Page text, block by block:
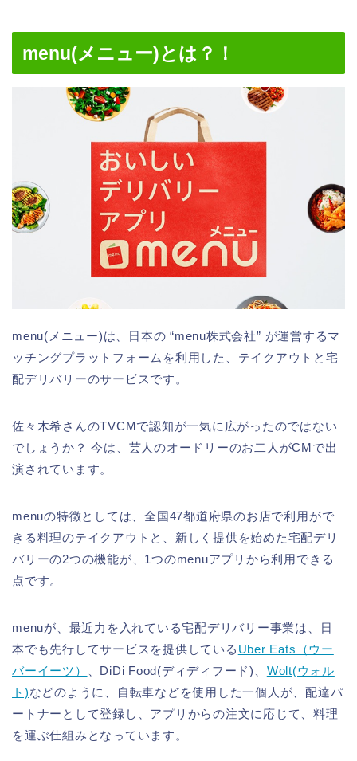
menu(メニュー)とは？！
menu(メニュー)は、日本の “menu株式会社” が運営するマ
ッチングプラットフォームを利用した、テイクアウトと宅
配デリバリーのサービスです。
佐々木希さんのTVCMで認知が一気に広がったのではない
でしょうか？ 今は、芸人のオードリーのお二人がCMで出
演されています。
menuの特徴としては、全国47都道府県のお店で利用がで
きる料理のテイクアウトと、新しく提供を始めた宅配デリ
バリーの2つの機能が、1つのmenuアプリから利用できる
点です。
menuが、最近力を入れている宅配デリバリー事業は、日
本でも先行してサービスを提供している Uber Eats（ウー
バーイーツ）
、DiDi Food(ディディフード)、 Wolt(ウォル
ト)などのように、自転車などを使用した一個人が、配達パ
ートナーとして登録し、アプリからの注文に応じて、料理
を運ぶ仕組みとなっています。